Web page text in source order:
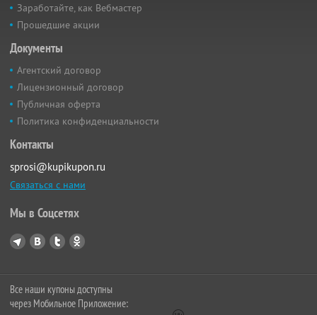
Заработайте, как Вебмастер
Прошедшие акции
Документы
Агентский договор
Лицензионный договор
Публичная оферта
Политика конфиденциальности
Контакты
sprosi@kupikupon.ru
Связаться с нами
Мы в Соцсетях
Все наши купоны доступны
через Мобильное Приложение: